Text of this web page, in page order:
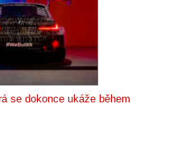
se dokonce ukáže během